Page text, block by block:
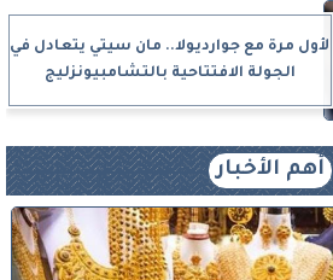
لأول مرة مع جوارديولا.. مان سيتي يتعادل في
الجولة الافتتاحية بالتشامبيونزليج
أهم الأخبار